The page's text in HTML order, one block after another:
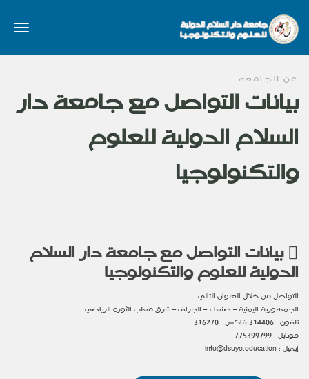
عن الجامعة
بيانات التواصل مع جامعة دار
السلام الدولية للعلوم
والتكنولوجيا
بيانات التواصل مع جامعة دار السلام
الدولية للعلوم والتكنولوجيا
التواصل من خلال العنوان التالي :
الجمهورية اليمنية – صنعاء – الجراف – شرق معلب الثوره الرياضي .
تلفون : 314406 فاكس : 316270
موبايل : 775399799
إيميل : info@dsuye.education